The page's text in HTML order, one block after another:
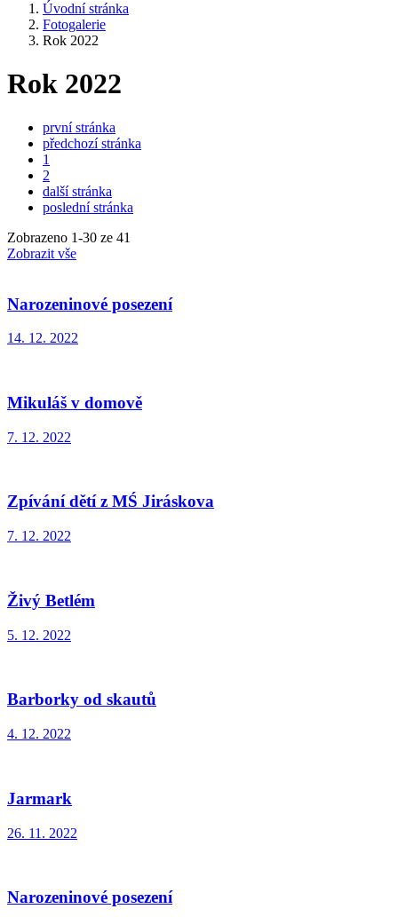
Úvodní stránka
Fotogalerie
Rok 2022
Rok 2022
první stránka
předchozí stránka
1
2
další stránka
poslední stránka
Zobrazeno 1-30 ze 41
Zobrazit vše
Narozeninové posezení
14. 12. 2022
Mikuláš v domově
7. 12. 2022
Zpívání dětí z MŚ Jiráskova
7. 12. 2022
Živý Betlém
5. 12. 2022
Barborky od skautů
4. 12. 2022
Jarmark
26. 11. 2022
Narozeninové posezení